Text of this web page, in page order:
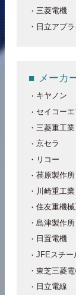
三菱電機
日立アプ
メーカ
キヤノン
セイコー
三菱重工業
京セラ
リコー
荏原製作所
川崎重工業
住友重機
島津製作所
日置電機
JFEスチー
東芝三菱
日立電線